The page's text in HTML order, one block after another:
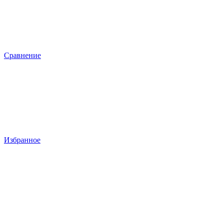
Сравнение
Избранное